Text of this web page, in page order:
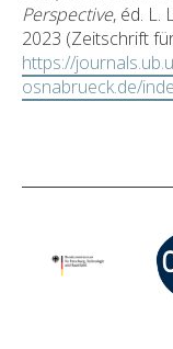
Perspective, éd. L.
2023 (Zeitschrift
https://
osnabrueck.de/